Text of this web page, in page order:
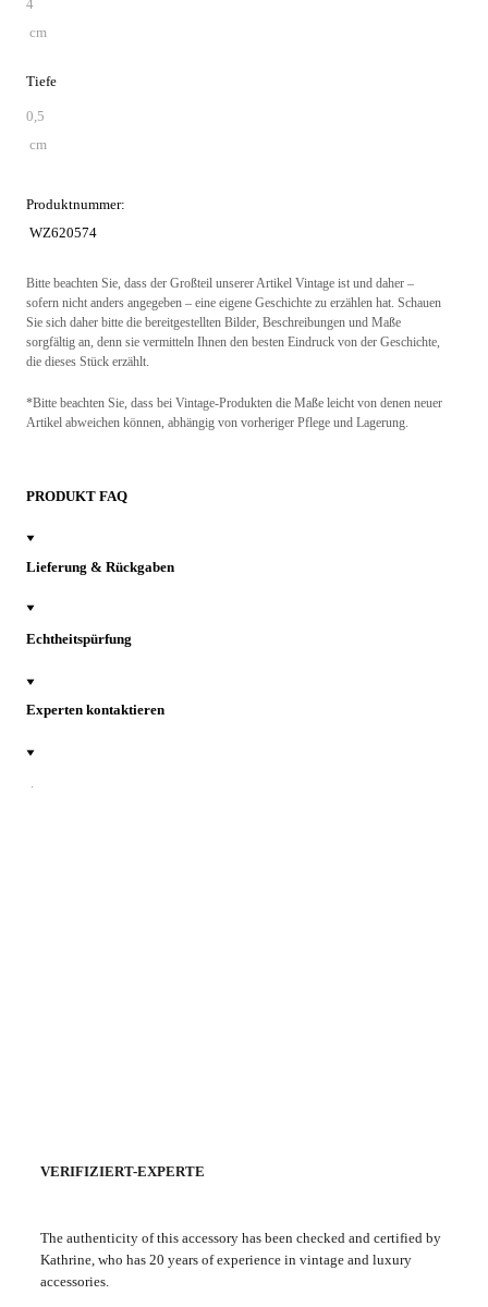
4
cm
Tiefe
0,5
cm
Produktnummer:
WZ620574
Bitte beachten Sie, dass der Großteil unserer Artikel Vintage ist und daher –
sofern nicht anders angegeben – eine eigene Geschichte zu erzählen hat. Schauen
Sie sich daher bitte die bereitgestellten Bilder, Beschreibungen und Maße
sorgfältig an, denn sie vermitteln Ihnen den besten Eindruck von der Geschichte,
die dieses Stück erzählt.
*Bitte beachten Sie, dass bei Vintage-Produkten die Maße leicht von denen neuer
Artikel abweichen können, abhängig von vorheriger Pflege und Lagerung.
PRODUKT FAQ
Lieferung & Rückgaben
Echtheitspürfung
Experten kontaktieren
VERIFIZIERT-EXPERTE
The authenticity of this accessory has been checked and certified by
Kathrine, who has 20 years of experience in vintage and luxury
accessories.